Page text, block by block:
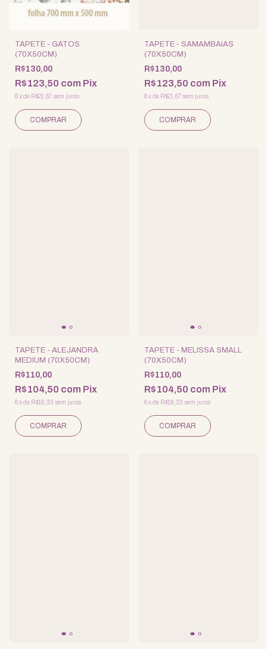
TAPETE - GATOS
(70X50CM)
R$130,00
R$123,50 com Pix
6xde R$21,67sem juros
TAPETE - SAMAMBAIAS
(70X50CM)
R$130,00
R$123,50 com Pix
6 xde R$21,67 sem juros
TAPETE - ALEJANDRA
MEDIUM (70X50CM)
R$110,00
R$104,50 com Pix
6xde R$18,33 sem juros
TAPETE - MELISSA SMALL
(70X50CM)
R$110,00
R$104,50 com Pix
6 xde R$18,33 sem juros